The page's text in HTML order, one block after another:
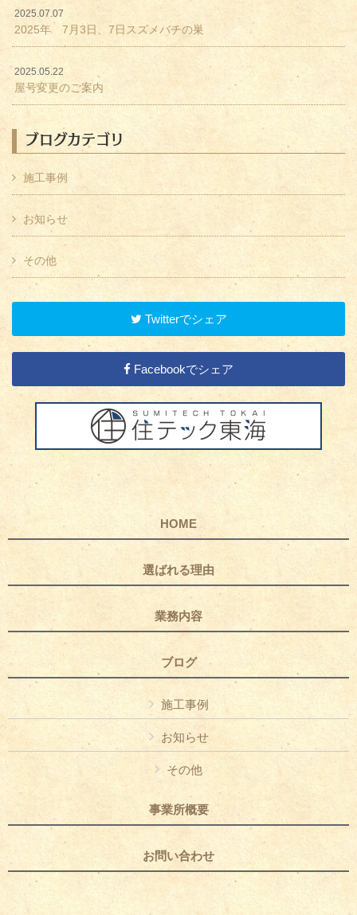
2025.07.07
2025年 7月3日、7日スズメバチの巣
2025.05.22
屋号変更のご案内
ブログカテゴリ
施工事例
お知らせ
その他
Twitterでシェア
Facebookでシェア
HOME
選ばれる理由
業務内容
ブログ
施工事例
お知らせ
その他
事業所概要
お問い合わせ